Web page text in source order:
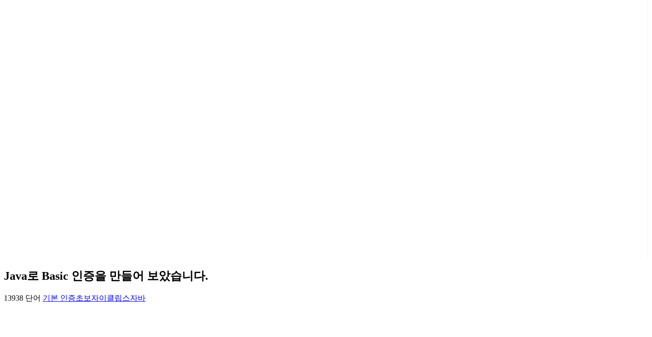
Java로 Basic 인증을 만들어 보았습니다.
13938 단어 기본 인증초보자이클립스자바